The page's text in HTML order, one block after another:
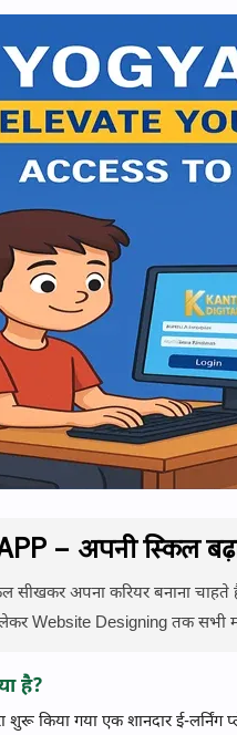
– अपनी स्किल
सीखकर अपना करियर बनाना
Website Designing तक सभी
है?
शुरू किया गया एक शानदार ई-